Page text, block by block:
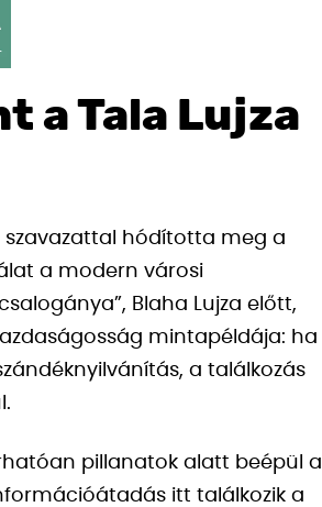
a Tala Lujza
szavazattal hódította meg a
a modern városi
Blaha Lujza előtt,
mintapéldája: ha
a találkozás
pillanatok alatt beépül a
itt találkozik a